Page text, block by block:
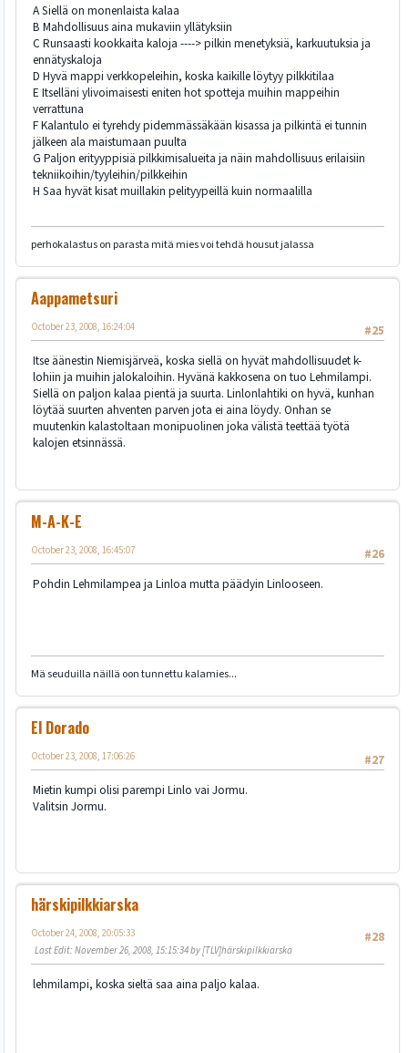
A Siellä on monenlaista kalaa
B Mahdollisuus aina mukaviin yllätyksiin
C Runsaasti kookkaita kaloja ----> pilkin menetyksiä, karkuutuksia ja
ennätyskaloja
D Hyvä mappi verkkopeleihin, koska kaikille löytyy pilkkitilaa
E Itselläni ylivoimaisesti eniten hot spotteja muihin mappeihin
verrattuna
F Kalantulo ei tyrehdy pidemmässäkään kisassa ja pilkintä ei tunnin
jälkeen ala maistumaan puulta
G Paljon erityyppisiä pilkkimisalueita ja näin mahdollisuus erilaisiin
tekniikoihin/tyyleihin/pilkkeihin
H Saa hyvät kisat muillakin pelityypeillä kuin normaalilla
perhokalastus on parasta mitä mies voi tehdä housut jalassa
Aappametsuri
#25
October 23, 2008, 16:24:04
Itse äänestin Niemisjärveä, koska siellä on hyvät mahdollisuudet k-
lohiin ja muihin jalokaloihin. Hyvänä kakkosena on tuo Lehmilampi.
Siellä on paljon kalaa pientä ja suurta. Linlonlahtiki on hyvä, kunhan
löytää suurten ahventen parven jota ei aina löydy. Onhan se
muutenkin kalastoltaan monipuolinen joka välistä teettää työtä
kalojen etsinnässä.
M-A-K-E
#26
October 23, 2008, 16:45:07
Pohdin Lehmilampea ja Linloa mutta päädyin Linlooseen.
Mä seuduilla näillä oon tunnettu kalamies...
El Dorado
#27
October 23, 2008, 17:06:26
Mietin kumpi olisi parempi Linlo vai Jormu.
Valitsin Jormu.
härskipilkkiarska
#28
October 24, 2008, 20:05:33
Last Edit: November 26, 2008, 15:15:34 by [TLV]härskipilkkiarska
lehmilampi, koska sieltä saa aina paljo kalaa.